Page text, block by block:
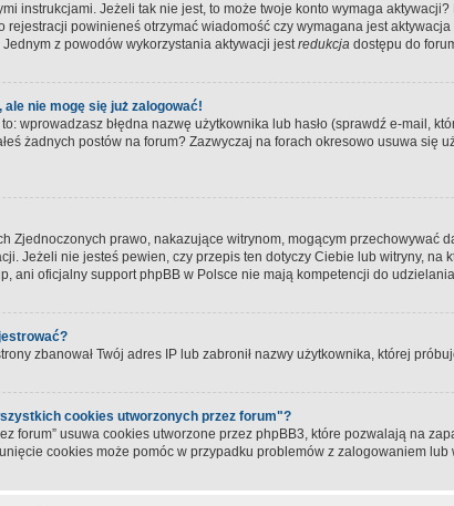
instrukcjami. Jeżeli tak nie jest, to może twoje konto wymaga
rejestracji powinieneś otrzymać wiadomość czy wymagana jest
z powodów wykorzystania aktywacji jestredukcja dostępu do
nie mogę się już zalogować!
wprowadzasz błędna nazwę użytkownika lub hasło (sprawdź e-mail,
żadnych postów na forum? Zazwyczaj na forach okresowo usuwa
Zjednoczonych prawo, nakazujące witrynom, mogącym
Jeżeli nie jesteś pewien, czy przepis ten dotyczy Ciebie lub witryny,
ani oficjalny support phpBB w Polsce nie mają kompetencji do
zbanował Twój adres IP lub zabronił nazwy użytkownika, której
cookies utworzonych przez forum"?
forum” usuwa cookies utworzone przez phpBB3, które pozwalają na
cookies może pomóc w przypadku problemów z zalogowaniem